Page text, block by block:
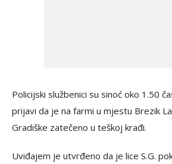
Policijski službenici su sinoć oko 1.50
prijavi da je na farmi u mjestu Brezik
Gradiške zatečeno u teškoj krađi.
Uviđajem je utvrđeno da je lice S.G.